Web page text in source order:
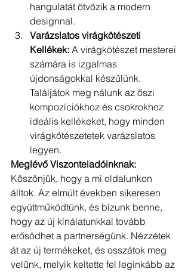
hangulatát ötvözik a modern
designnal.
Varázslatos virágkötészeti
Kellékek: A virágkötészet mesterei
számára is izgalmas
újdonságokkal készülünk.
Találjátok meg nálunk az őszi
kompozíciókhoz és csokrokhoz
ideális kellékeket, hogy minden
virágkötészetetek varázslatos
legyen.
Meglévő Viszonteladóinknak:
Köszönjük, hogy a mi oldalunkon
álltok. Az elmúlt években sikeresen
együttműködtünk, és bízunk benne,
hogy az új kínálatunkkal tovább
erősödhet a partnerségünk. Nézzétek
át az új termékeket, és osszátok meg
velünk, melyik keltette fel leginkább az